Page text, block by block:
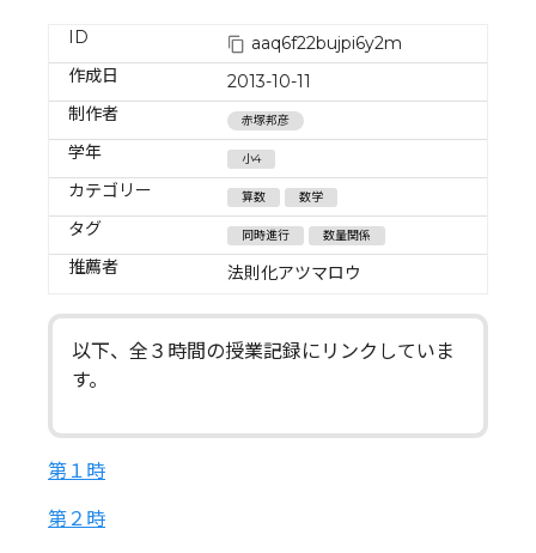
ID
aaq6f22bujpi6y2m
作成日
2013-10-11
制作者
赤塚邦彦
学年 小4
カテゴリー 算数 数学
タグ 同時進行 数量関係
推薦者 法則化アツマロウ
以下、全３時間の授業記録にリンクしていま
す。
第１時
第２時